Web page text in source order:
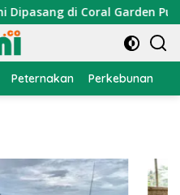
di Coral Garden Pulau
Peternakan Perkebunan